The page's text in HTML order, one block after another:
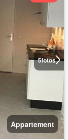
5fotos
Appartement